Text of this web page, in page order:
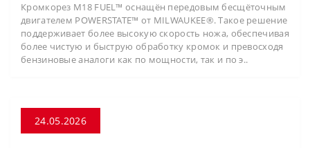
Кромкорез M18 FUEL™ оснащён передовым бесщёточным
двигателем POWERSTATE™ от MILWAUKEE®. Такое решение
поддерживает более высокую скорость ножа, обеспечивая
более чистую и быструю обработку кромок и превосходя
бензиновые аналоги как по мощности, так и по э..
24.05.2026